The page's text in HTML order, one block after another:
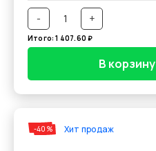
- +
Итого:1 407.60 ₽
В корзину
-40% Хит продаж